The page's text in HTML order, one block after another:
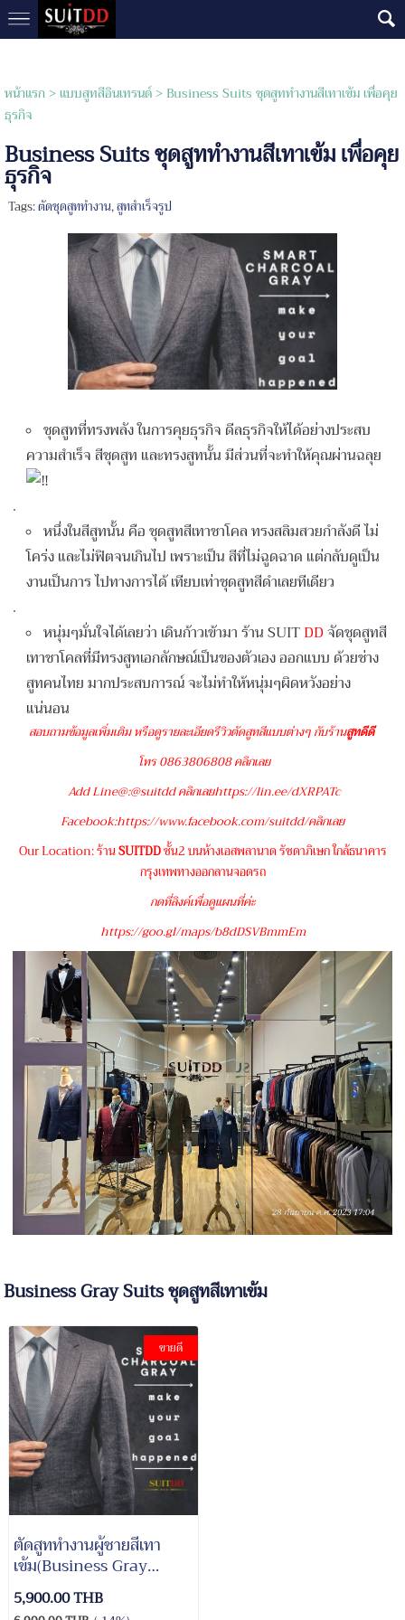
หน้าแรก >แบบสูทสีอินเทรนด์> Business Suits ชุดสูททำงานสีเทาเข้ม เพื่อคุย
ธุรกิจ
Business Suits ชุดสูททำงานสีเทาเข้ม เพื่อคุย
ธุรกิจ
Tags:ตัดชุดสูททำงาน,สูทสำเร็จรูป
ชุดสูทที่ทรงพลัง ในการคุยธุรกิจ ดีลธุรกิจให้ได้อย่างประสบ
ความสำเร็จ สีชุดสูท และทรงสูทนั้น มีส่วนที่จะทำให้คุณผ่านฉลุย
.
หนึ่งในสีสูทนั้น คือ ชุดสูทสีเทาชาโคล ทรงสลิมสวยกำลังดี ไม่
โคร่ง และไม่ฟิตจนเกินไป เพราะเป็น สีที่ไม่ฉูดฉาด แต่กลับดูเป็น
งานเป็นการ ไปทางการได้ เทียบเท่าชุดสูทสีดำเลยทีเดียว
.
หนุ่มๆมั่นใจได้เลยว่า เดินก้าวเข้ามา ร้าน SUITDDจัดชุดสูทสี
เทาชาโคลที่มีทรงสูทเอกลักษณ์เป็นของตัวเอง ออกแบบ ด้วยช่าง
สูทคนไทย มากประสบการณ์ จะไม่ทำให้หนุ่มๆผิดหวังอย่าง
แน่นอน
สอบถามข้อมูลเพิ่มเติม หรือดูรายละเอียดรีวิวตัดสูทสีแบบต่างๆ กับร้านสูทดีดี
โทร 0863806808 คลิกเลย
Add Line@:@suitdd คลิกเลยhttps://lin.ee/dXRPATc
Facebook:https://www.facebook.com/suitdd/คลิกเลย
Our Location: ร้านSUITDDชั้น2 บนห้างเอสพลานาด รัชดาภิเษก ใกล้ธนาคาร
กรุงเทพทางออกลานจอดรถ
กดที่ลิงค์เพื่อดูแผนที่ค่ะ
https://goo.gl/maps/b8dDSVBmmEm
Business Gray Suits ชุดสูทสีเทาเข้ม
ขายดี
ตัดสูททำงานผู้ชายสีเทา
เข้ม(Business Gray
Suits)
5,900.00 THB